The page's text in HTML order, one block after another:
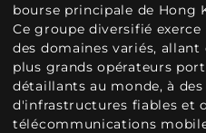
bourse principale de Hong
Ce groupe diversifié
des domaines variés, allant
plus grands opérateurs
détaillants au monde, à
d'infrastructures fiables et
télécommunications